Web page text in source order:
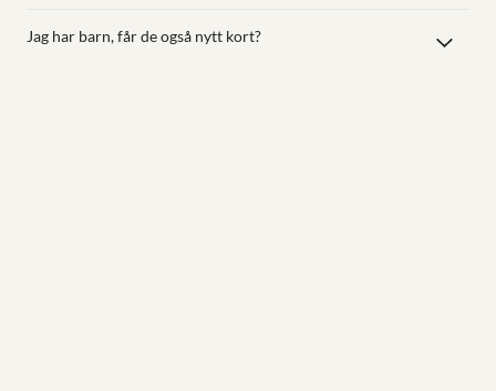
Jag har barn, får de også nytt kort?